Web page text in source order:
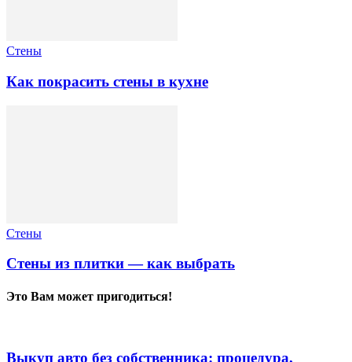
Стены
Как покрасить стены в кухне
Стены
Стены из плитки — как выбрать
Это Вам может пригодиться!
Выкуп авто без собственника: процедура,